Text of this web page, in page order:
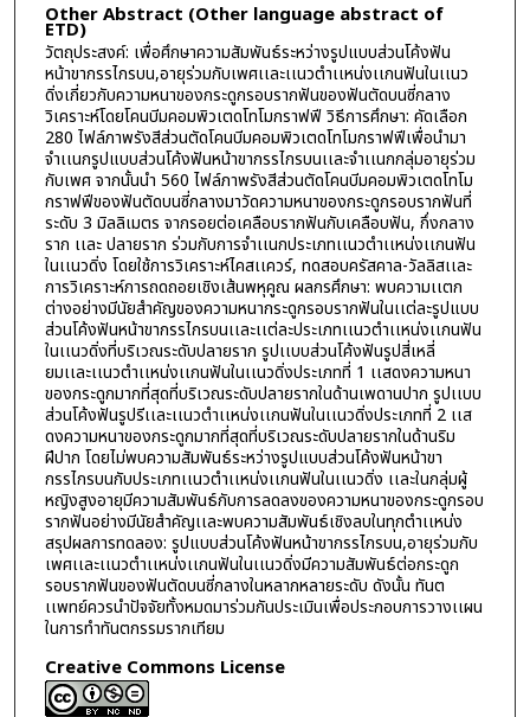
Other Abstract (Other language abstract of
ETD)
วัตถุประสงค์: เพื่อศึกษาความสัมพันธ์ระหว่างรูปแบบส่วนโค้งฟัน
หน้าขากรรไกรบน,อายุร่วมกับเพศเเละเเนวตำเเหน่งเเกนฟันในเเนว
ดิ่งเกี่ยวกับความหนาของกระดูกรอบรากฟันของฟันตัดบนซี่กลาง
วิเคราะห์โดยโคนบีมคอมพิวเตดโทโมกราฟฟี วิธีการศึกษา: คัดเลือก
280 ไฟล์ภาพรังสีส่วนตัดโคนบีมคอมพิวเตดโทโมกราฟฟีเพื่อนำมา
จำเเนกรูปแบบส่วนโค้งฟันหน้าขากรรไกรบนเเละจำเเนกกลุ่มอายุร่วม
กับเพศ จากนั้นนำ 560 ไฟล์ภาพรังสีส่วนตัดโคนบีมคอมพิวเตดโทโม
กราฟฟีของฟันตัดบนซี่กลางมาวัดความหนาของกระดูกรอบรากฟันที่
ระดับ 3 มิลลิเมตร จากรอยต่อเคลือบรากฟันกับเคลือบฟัน, กึ่งกลาง
ราก เเละ ปลายราก ร่วมกับการจำเเนกประเภทเเนวตำเเหน่งเเกนฟัน
ในเเนวดิ่ง โดยใช้การวิเคราะห์ไคสเเควร์, ทดสอบครัสคาล-วัลลิสเเละ
การวิเคราะห์การถดถอยเชิงเส้นพหุคูณ ผลกรศึกษา: พบความเเตก
ต่างอย่างมีนัยสำคัญของความหนากระดูกรอบรากฟันในเเต่ละรูปแบบ
ส่วนโค้งฟันหน้าขากรรไกรบนเเละเเต่ละประเภทเเนวตำเเหน่งเเกนฟัน
ในเเนวดิ่งที่บริเวณระดับปลายราก รูปเเบบส่วนโค้งฟันรูปสี่เหลี่
ยมเเละเเนวตำเเหน่งเเกนฟันในเเนวดิ่งประเภทที่ 1 เเสดงความหนา
ของกระดูกมากที่สุดที่บริเวณระดับปลายรากในด้านเพดานปาก รูปเเบบ
ส่วนโค้งฟันรูปรีเเละเเนวตำเเหน่งเเกนฟันในเเนวดิ่งประเภทที่ 2 เเส
ดงความหนาของกระดูกมากที่สุดที่บริเวณระดับปลายรากในด้านริม
ฝีปาก โดยไม่พบความสัมพันธ์ระหว่างรูปแบบส่วนโค้งฟันหน้าขา
กรรไกรบนกับประเภทเเนวตำเเหน่งเเกนฟันในเเนวดิ่ง เเละในกลุ่มผู้
หญิงสูงอายุมีความสัมพันธ์กับการลดลงของความหนาของกระดูกรอบ
รากฟันอย่างมีนัยสำคัญเเละพบความสัมพันธ์เชิงลบในทุกตำเเหน่ง
สรุปผลการทดลอง: รูปแบบส่วนโค้งฟันหน้าขากรรไกรบน,อายุร่วมกับ
เพศเเละเเนวตำเเหน่งเเกนฟันในเเนวดิ่งมีความสัมพันธ์ต่อกระดูก
รอบรากฟันของฟันตัดบนซี่กลางในหลากหลายระดับ ดังนั้น ทันต
เเพทย์ควรนำปัจจัยทั้งหมดมาร่วมกันประเมินเพื่อประกอบการวางเเผน
ในการทำทันตกรรมรากเทียม
Creative Commons License